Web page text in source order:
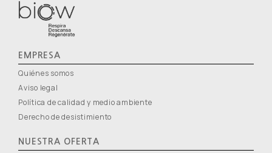
EMPRESA
Quiénes somos
Aviso legal
Política de calidad y medio ambiente
Derecho de desistimiento
NUESTRA OFERTA